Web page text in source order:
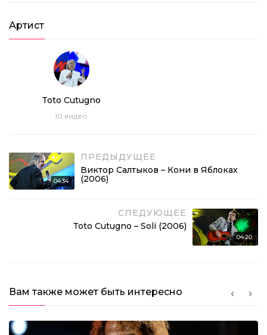
Артист
Toto Cutugno
10 видео
04:34
ПРЕДЫДУЩЕЕ
Виктор Салтыков – Кони в Яблоках
(2006)
СЛЕДУЮЩЕЕ
Toto Cutugno – Soli (2006)
04:20
Вам также может быть интересно